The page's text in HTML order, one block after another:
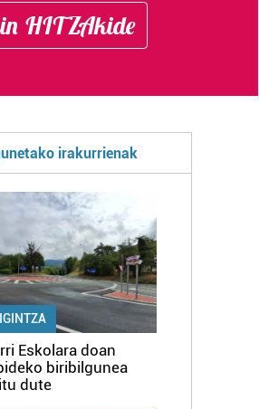
HITZAkide
irakurrienak
Eskolara doan
biribilgunea
dute